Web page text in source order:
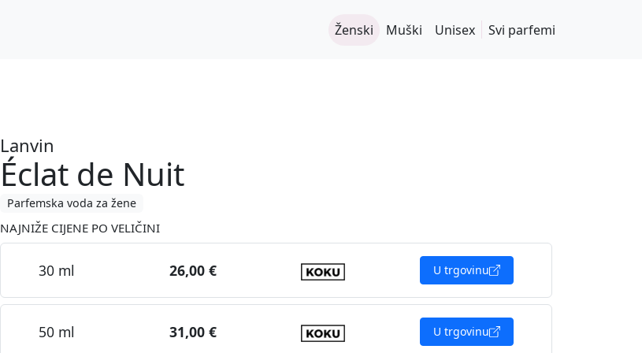
Ženski Muški Unisex Svi parfemi
Lanvin
Éclat de Nuit
Parfemska voda za žene
NAJNIŽE CIJENE PO VELIČINI
30 ml 26,00 € U trgovinu
50 ml 31,00 € U trgovinu